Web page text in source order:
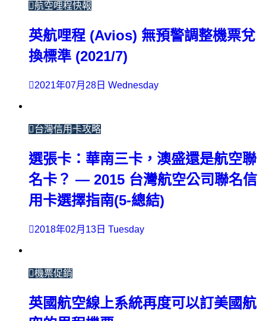
航空哩程快報
英航哩程 (Avios) 無預警調整機票兌
換標準 (2021/7)
2021年07月28日 Wednesday
台灣信用卡攻略
選張卡：華南三卡，澳盛還是航空聯
名卡？ — 2015 台灣航空公司聯名信
用卡選擇指南(5-總結)
2018年02月13日 Tuesday
機票促銷
英國航空線上系統再度可以訂美國航